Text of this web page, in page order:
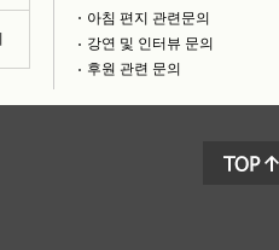
아침 편지 관련문의
강연 및 인터뷰 문의
후원 관련 문의